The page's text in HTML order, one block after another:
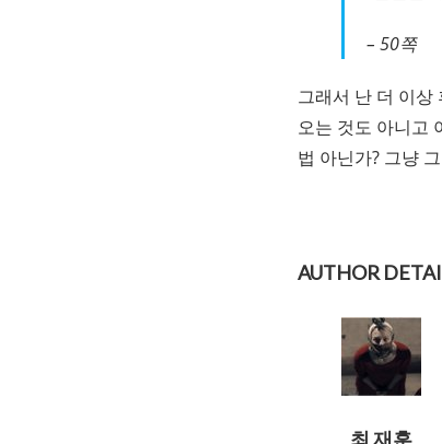
– 50쪽
그래서 난 더 이상
오는 것도 아니고
법 아닌가? 그냥
AUTHOR
최 재훈